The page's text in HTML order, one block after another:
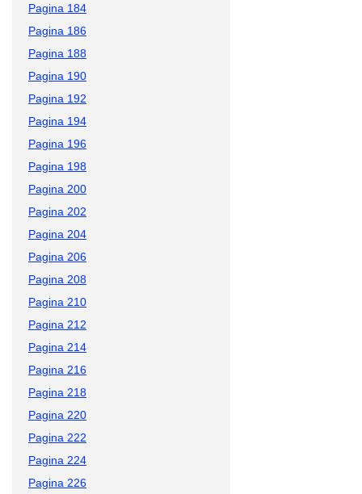
Pagina 184
Pagina 186
Pagina 188
Pagina 190
Pagina 192
Pagina 194
Pagina 196
Pagina 198
Pagina 200
Pagina 202
Pagina 204
Pagina 206
Pagina 208
Pagina 210
Pagina 212
Pagina 214
Pagina 216
Pagina 218
Pagina 220
Pagina 222
Pagina 224
Pagina 226